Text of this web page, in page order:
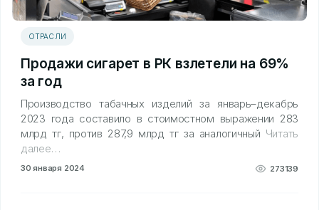
ОТРАСЛИ
Продажи сигарет в РК взлетели на 69%
за год
Производство табачных изделий за январь–декабрь
2023 года составило в стоимостном выражении 283
млрд тг, против 287,9 млрд тг за аналогичный Читать
далее…
30 января 2024 273139